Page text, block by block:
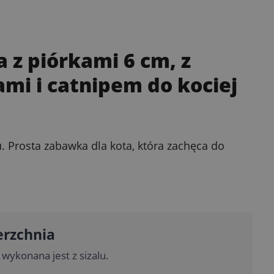
z piórkami 6 cm, z
i catnipem do kociej
zabawka dla kota, która zachęca do
wykonana jest z sizalu.